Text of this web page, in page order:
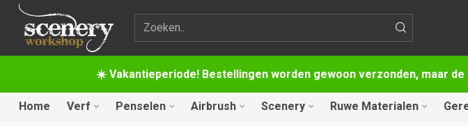
☀️ Vakantieperiode! Bestellingen worden gewoon verzonden, maar
Zoekterm
Home Verf Penselen Airbrush Scenery Ruwe Materialen